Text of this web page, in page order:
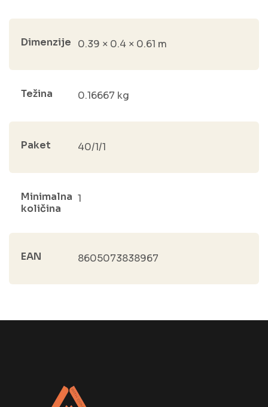
Dimenzije 0.39 × 0.4 × 0.61 m
Težina 0.16667 kg
Paket 40/1/1
Minimalna
količina
1
EAN 8605073838967